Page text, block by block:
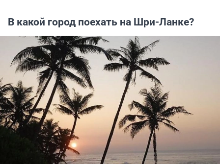
В какой город поехать на Шри-Ланке?